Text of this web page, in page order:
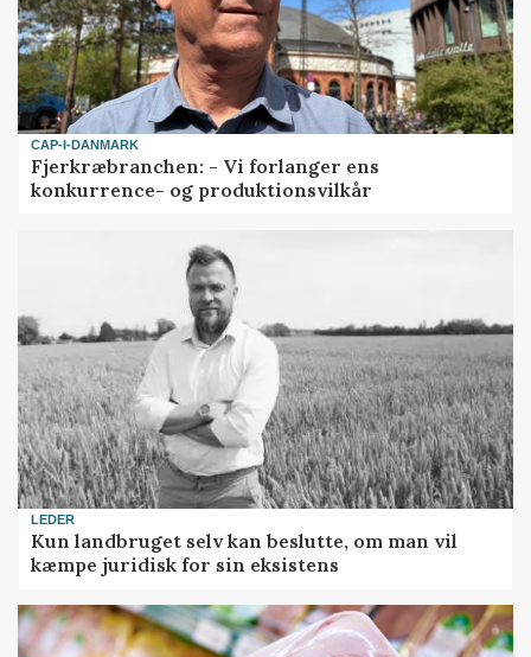
CAP-I-DANMARK
Fjerkræbranchen: - Vi forlanger ens
konkurrence- og produktionsvilkår
LEDER
Kun landbruget selv kan beslutte, om man vil
kæmpe juridisk for sin eksistens